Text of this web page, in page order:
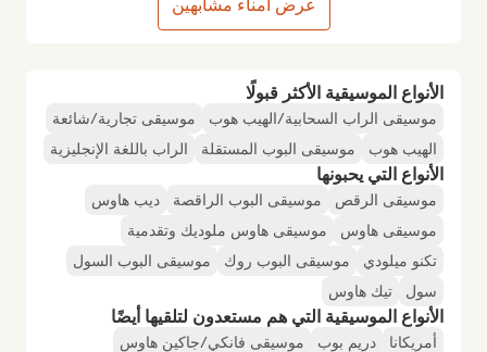
الأنواع الموسيقية الأكثر قبولًا
موسيقى الراب السحابية/الهيب هوب
موسيقى تجارية/شائعة
الهيب هوب
موسيقى البوب المستقلة الراب باللغة الإنجليزية
الأنواع التي يحبونها
موسيقى الرقص موسيقى البوب الراقصة
ديب هاوس
موسيقى هاوس
موسيقى هاوس ملوديك وتقدمية
تكنو ميلودي
موسيقى البوب روك
موسيقى البوب السول
سول
تيك هاوس
الأنواع الموسيقية التي هم مستعدون لتلقيها أيضًا
أمريكانا دريم بوب
موسيقى فانكي/جاكين هاوس
عرض أمناء مشابهين